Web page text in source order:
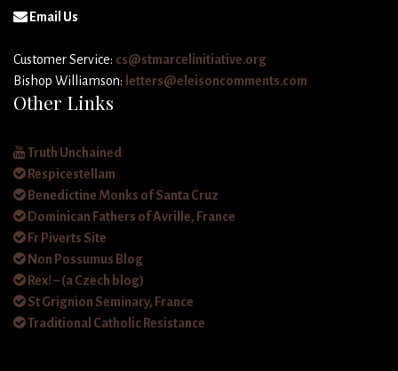
Email Us
Customer Service: cs@stmarcelinitiative.org
Bishop Williamson: letters@eleisoncomments.com
Other Links
Truth Unchained
Respicestellam
Benedictine Monks of Santa Cruz
Dominican Fathers of Avrille, France
Fr Piverts Site
Non Possumus Blog
Rex! – (a Czech blog)
St Grignion Seminary, France
Traditional Catholic Resistance